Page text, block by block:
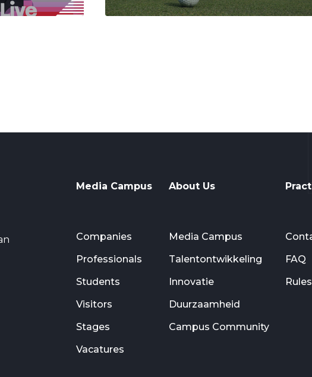
Media Campus
Companies
Professionals
Students
Visitors
Stages
Vacatures
About Us
Media Campus
Talentontwikkeling
Innovatie
Duurzaamheid
Campus Community
FAQ